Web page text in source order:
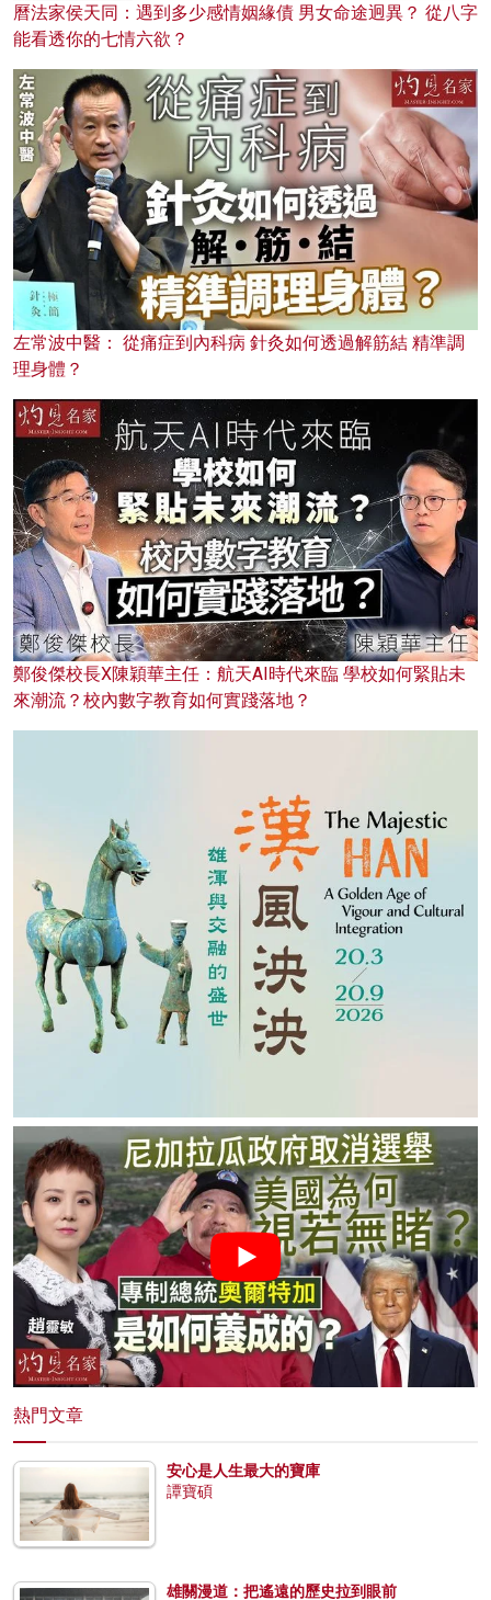
曆法家侯天同：遇到多少感情姻緣債 男女命途迥異？ 從八字
能看透你的七情六欲？
左常波中醫： 從痛症到內科病 針灸如何透過解筋結 精準調
理身體？
鄭俊傑校長X陳穎華主任：航天AI時代來臨 學校如何緊貼未
來潮流？校內數字教育如何實踐落地？
熱門文章
安心是人生最大的寶庫
譚寶碩
雄關漫道：把遙遠的歷史拉到眼前